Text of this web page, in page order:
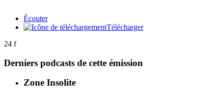
Écouter
Télécharger
24 f
Derniers podcasts de cette émission
Zone Insolite